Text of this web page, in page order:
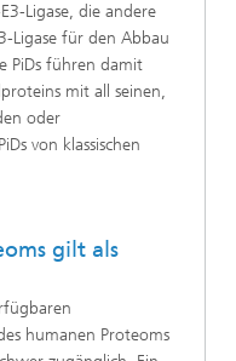
Ligase, die andere
Ligase für den Abbau
PiDs führen damit
mit all seinen,
oder
von klassischen
gilt als
humanen Proteoms